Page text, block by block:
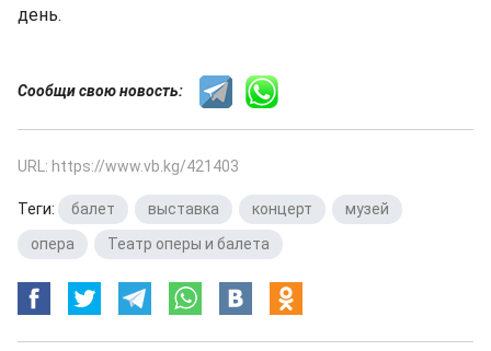
день.
Сообщи свою новость:
URL: https://www.vb.kg/421403
Теги: балет выставка концерт музей
опера
Театр оперы и балета